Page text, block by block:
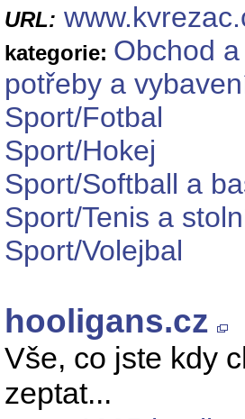
URL:
kategorie: Obchod
potřeby a
Sport/Fotbal
Sport/Hokej
Sport/Softball a
Sport/Tenis a
Sport/Volejbal
hooligans.cz
Vše, co jste kdy
zeptat...